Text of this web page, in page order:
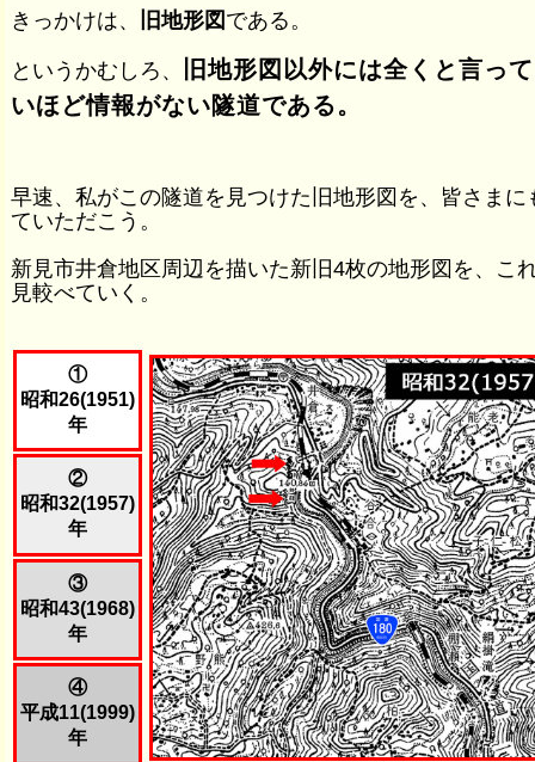
きっかけは、
旧地形図 である。
というかむしろ、
旧地形図以外には全くと言っ
いほど情報がない隧道である。
早速、私がこの隧道を見つけた旧地形図を、皆さまに
ていただこう。
新見市井倉地区周辺を描いた新旧4枚の地形図を、こ
見較べていく。
①
昭和26(1951)
年
②
昭和32(1957)
年
③
昭和43(1968)
年
④
平成11(1999)
年